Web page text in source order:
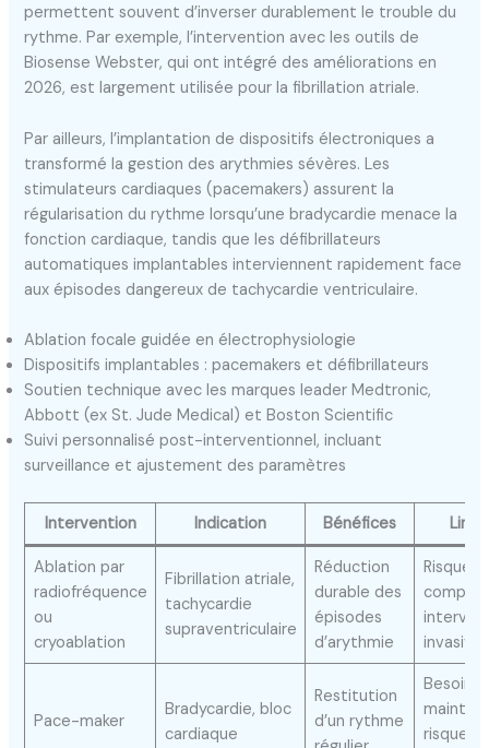
permettent souvent d’inverser durablement le trouble du
rythme. Par exemple, l’intervention avec les outils de
Biosense Webster, qui ont intégré des améliorations en
2026, est largement utilisée pour la fibrillation atriale.
Par ailleurs, l’implantation de dispositifs électroniques a
transformé la gestion des arythmies sévères. Les
stimulateurs cardiaques (pacemakers) assurent la
régularisation du rythme lorsqu’une bradycardie menace la
fonction cardiaque, tandis que les défibrillateurs
automatiques implantables interviennent rapidement face
aux épisodes dangereux de tachycardie ventriculaire.
Ablation focale guidée en électrophysiologie
Dispositifs implantables : pacemakers et défibrillateurs
Soutien technique avec les marques leader Medtronic,
Abbott (ex St. Jude Medical) et Boston Scientific
Suivi personnalisé post-interventionnel, incluant
surveillance et ajustement des paramètres
Intervention Indication Bénéfices
Ablation par
radiofréquence
ou
cryoablation
Fibrillation atriale,
tachycardie
supraventriculaire
Réduction
durable des
épisodes
d’arythmie
Risque
invasive
Pace-maker
Bradycardie, bloc
cardiaque
Restitution
d’un rythme
Besoins
risque